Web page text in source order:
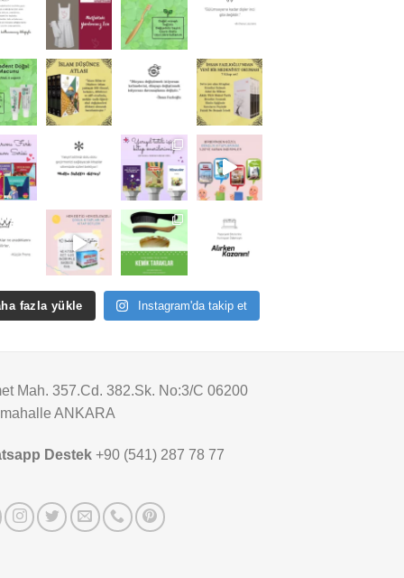
fazla yükle Instagram'da takip et
Mah. 357.Cd. 382.Sk. No:3/C 06200
ANKARA
Destek +90 (541) 287 78 77